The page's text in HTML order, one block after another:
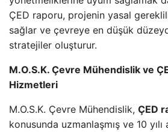
ÇED raporu, projenin yasal
sağlar ve çevreye en düşük
stratejiler oluşturur.
M.O.S.K. Çevre Mühendislik ve
Hizmetleri
M.O.S.K. Çevre Mühendislik, ÇED
konusunda uzmanlaşmış ve 10 yılı